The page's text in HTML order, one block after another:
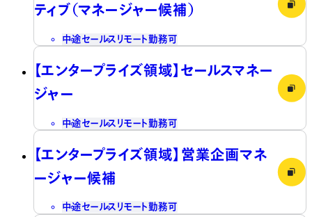
ティブ（マネージャー候補）
中途セールス リモート勤務可
【エンタープライズ領域】セールスマネー
ジャー
中途セールス リモート勤務可
【エンタープライズ領域】営業企画マネ
ージャー候補
中途セールス リモート勤務可